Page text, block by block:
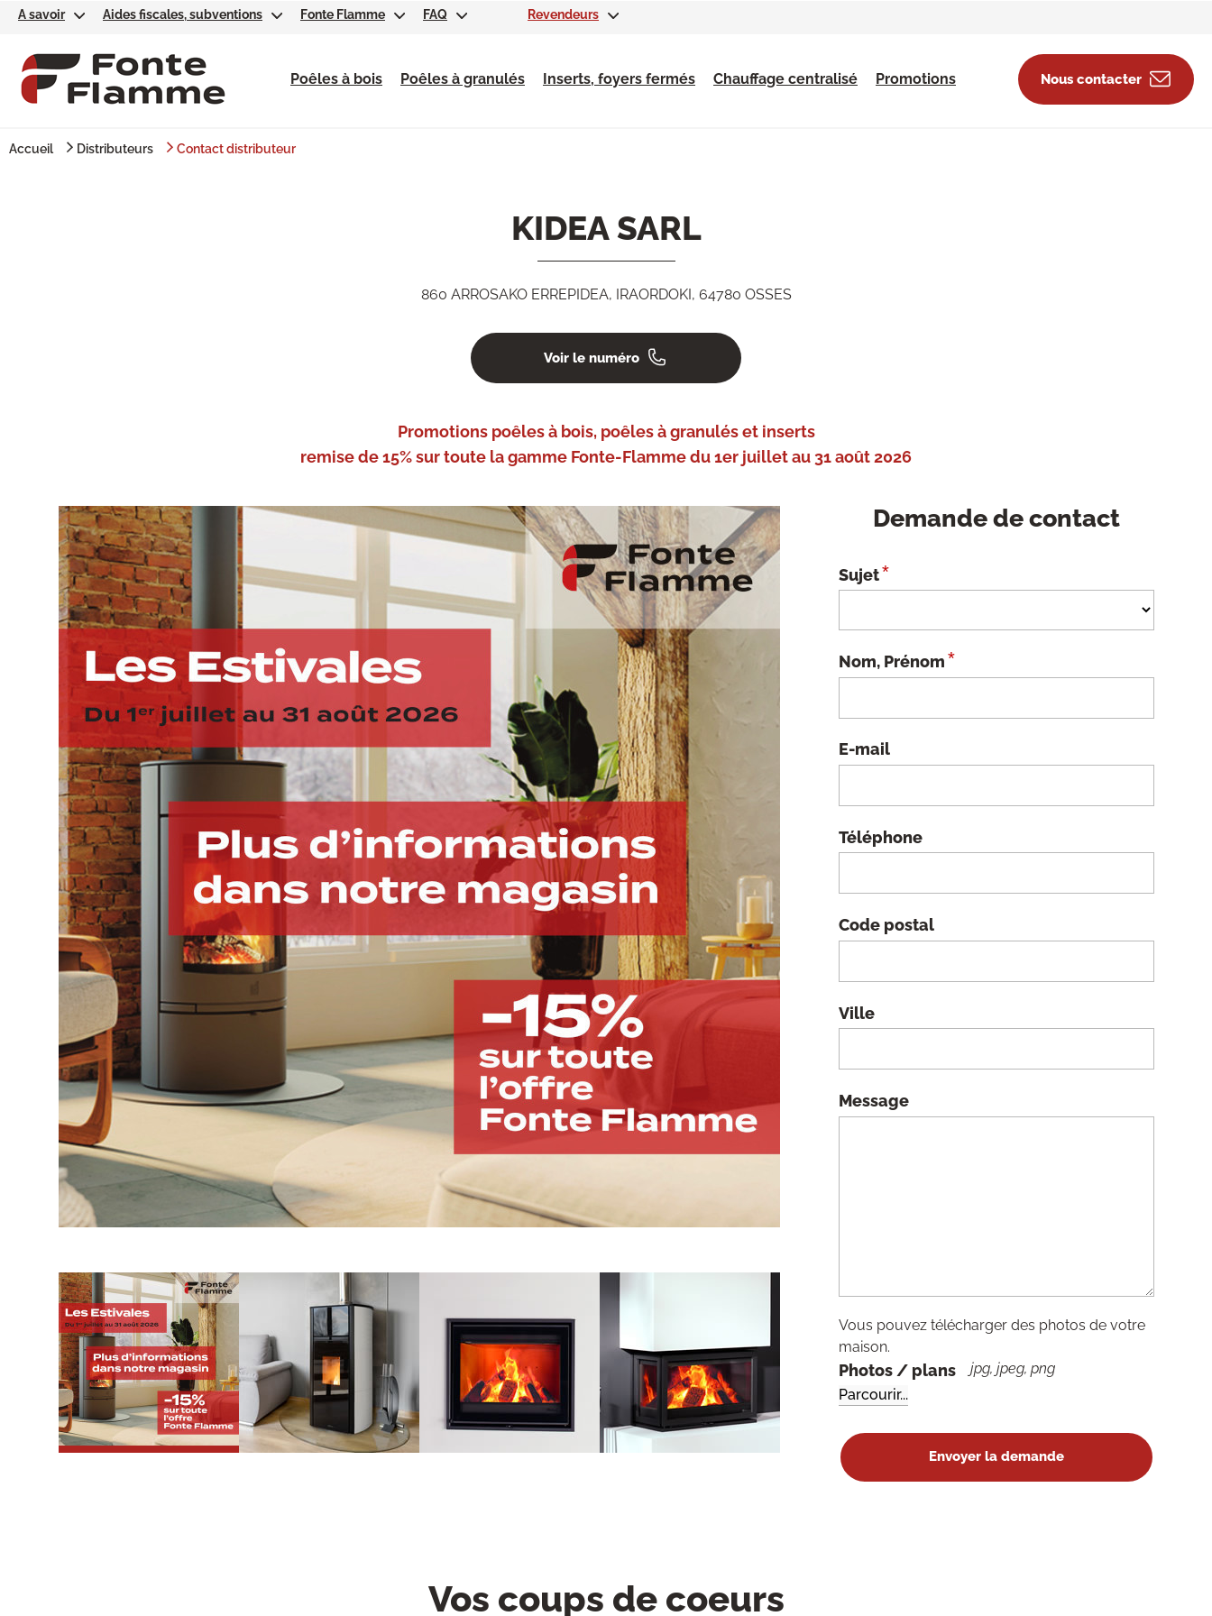
Poêles à bois Poêles à granulés Inserts, foyers fermés Chauffage centralisé Promotions Nous contacter
A savoir Aides fiscales, subventions Fonte Flamme FAQ Revendeurs
Accueil Distributeurs Contact distributeur
KIDEA SARL
860 ARROSAKO ERREPIDEA, IRAORDOKI, 64780 OSSES
Voir le numéro
Promotions poêles à bois, poêles à granulés et inserts
remise de 15% sur toute la gamme Fonte-Flamme du 1er juillet au 31 août 2026
Demande de contact
Sujet*
Nom, Prénom*
E-mail
Téléphone
Code postal
Ville
Message
Vous pouvez télécharger des photos de votre
maison.
Photos / plans jpg, jpeg, png
Vos coups de coeurs